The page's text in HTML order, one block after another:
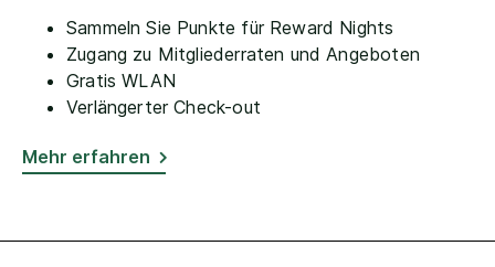
Sammeln Sie Punkte für Reward Nights
Zugang zu Mitgliederraten und Angeboten
Gratis WLAN
Verlängerter Check-out
Mehr erfahren